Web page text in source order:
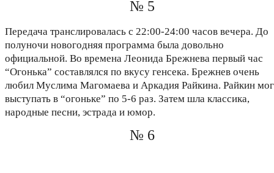
№ 5
Передача транслировалась с 22:00-24:00 часов вечера. До
полуночи новогодняя программа была довольно
официальной. Во времена Леонида Брежнева первый час
“Огонька” составлялся по вкусу генсека. Брежнев очень
любил Муслима Магомаева и Аркадия Райкина. Райкин мог
выступать в “огоньке” по 5-6 раз. Затем шла классика,
народные песни, эстрада и юмор.
№ 6